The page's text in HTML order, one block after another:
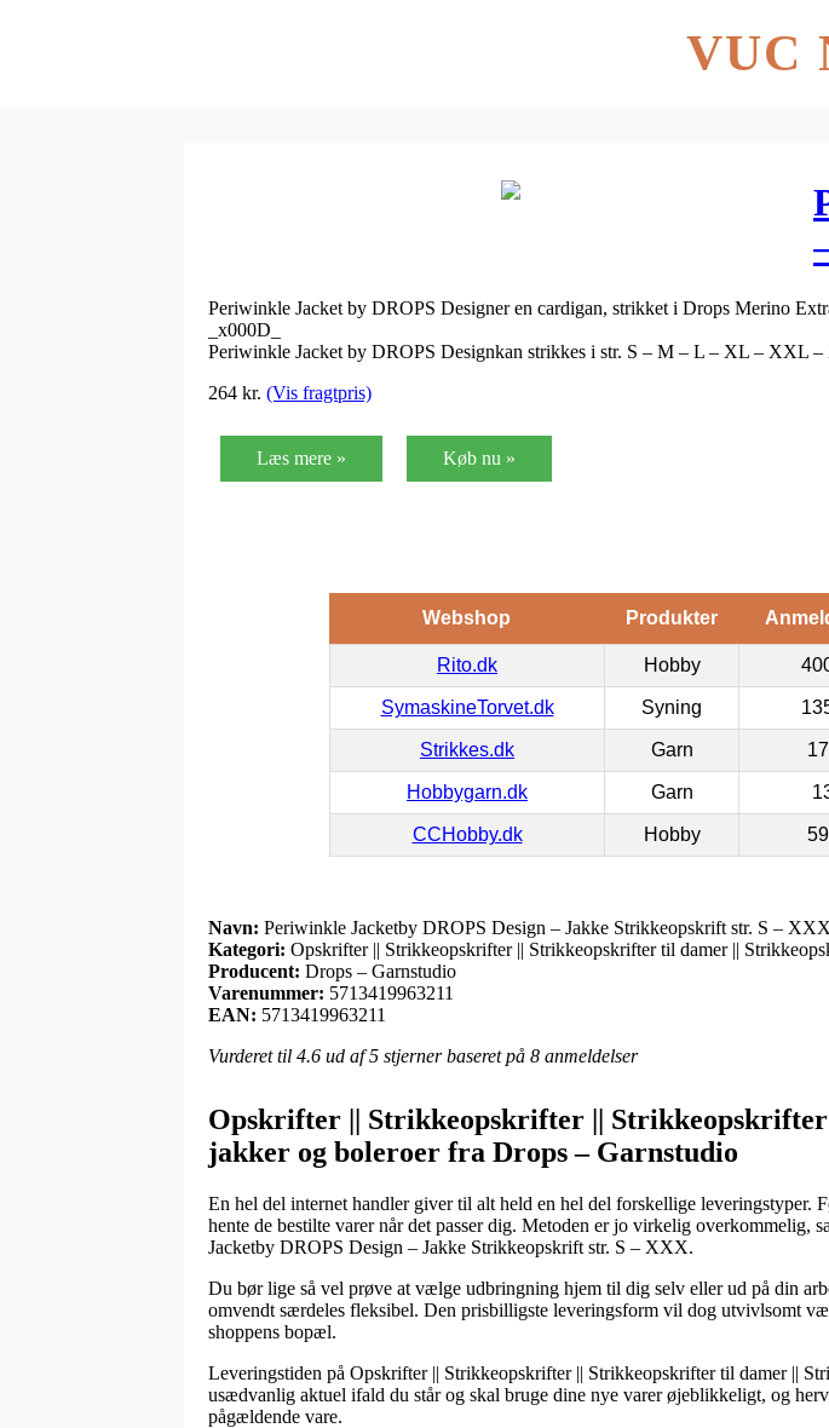
VUC
Periwinkle Jacket by DROPS Designer en cardigan, strikket i Drops Merino
_x000D_
Periwinkle Jacket by DROPS Designkan strikkes i str. S – M – L – XL – XXL
264 kr. (Vis fragtpris)
Læs mere » Køb nu »
Webshop Produkter
Rito.dk Hobby
SymaskineTorvet.dk Syning
Strikkes.dk Garn
Hobbygarn.dk Garn
CCHobby.dk Hobby
Navn: Periwinkle Jacketby DROPS Design – Jakke Strikkeopskrift str. S – XXX
Kategori: Opskrifter || Strikkeopskrifter || Strikkeopskrifter til damer ||
Producent: Drops – Garnstudio
Varenummer: 5713419963211
EAN: 5713419963211
Vurderet til 4.6 ud af 5 stjerner baseret på 8 anmeldelser
Opskrifter || Strikkeopskrifter ||
jakker og boleroer fra Drops – Garnstudio
En hel del internet handler giver til alt held en hel del forskellige leveringstyper.
hente de bestilte varer når det passer dig. Metoden er jo virkelig overkommelig,
Jacketby DROPS Design – Jakke Strikkeopskrift str. S – XXX.
Du bør lige så vel prøve at vælge udbringning hjem til dig selv eller ud på din
omvendt særdeles fleksibel. Den prisbilligste leveringsform vil dog utvivlsomt
shoppens bopæl.
Leveringstiden på Opskrifter || Strikkeopskrifter || Strikkeopskrifter til damer ||
usædvanlig aktuel ifald du står og skal bruge dine nye varer øjeblikkeligt, og
pågældende vare.